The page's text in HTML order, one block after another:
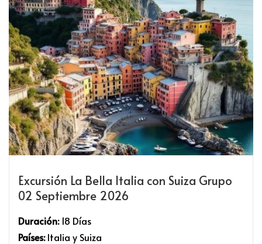
Excursión La Bella Italia con Suiza Grupo
02 Septiembre 2026
Duración:18 Días
Países:Italia y Suiza